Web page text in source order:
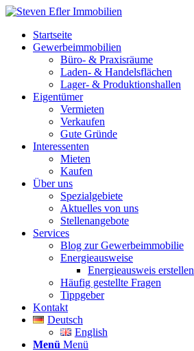
Startseite
Gewerbeimmobilien
Büro- & Praxisräume
Laden- & Handelsflächen
Lager- & Produktionshallen
Eigentümer
Vermieten
Verkaufen
Gute Gründe
Interessenten
Mieten
Kaufen
Über uns
Spezialgebiete
Aktuelles von uns
Stellenangebote
Services
Blog zur Gewerbeimmobilie
Energieausweise
Energieausweis erstellen
Häufig gestellte Fragen
Tippgeber
Kontakt
Deutsch
English
Menü Menü